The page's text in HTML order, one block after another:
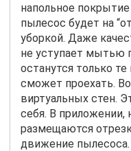
напольное
пылесос будет на
уборкой. Даже
не уступает мытью
останутся только
сможет проехать.
виртуальных стен.
себя. В приложении,
размещаются
движение